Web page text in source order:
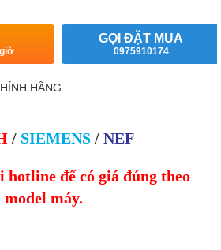
GỌI ĐẶT MUA
0975910174
HÃNG.
/ SIEMENS /NEF
hotline để có giá đúng theo
model máy.